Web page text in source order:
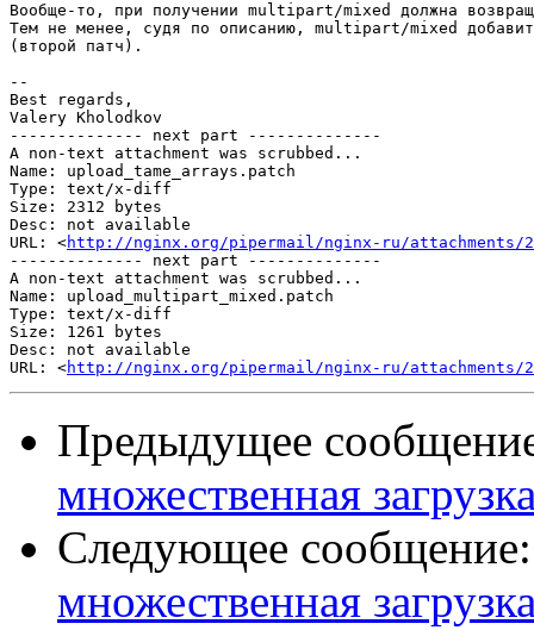
Вообще-то, при получении multipart/mixed должна
Тем не менее, судя по описанию, multipart/mixed
(второй патч).
--
Best regards,
Valery Kholodkov
-------------- next part --------------
A non-text attachment was scrubbed...
Name: upload_tame_arrays.patch
Type: text/x-diff
Size: 2312 bytes
Desc: not available
URL: <http://nginx.org/pipermail/nginx-ru/attachments/
-------------- next part --------------
A non-text attachment was scrubbed...
Name: upload_multipart_mixed.patch
Type: text/x-diff
Size: 1261 bytes
Desc: not available
URL: <http://nginx.org/pipermail/nginx-ru/attachments/
Предыдущее
множественная
Следующее
множественная